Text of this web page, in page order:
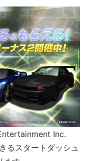
Inc.
るスタートダッシュ